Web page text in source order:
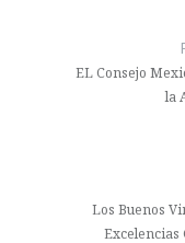
entradasEL Consejo
la
Los Buenos
Excelencias